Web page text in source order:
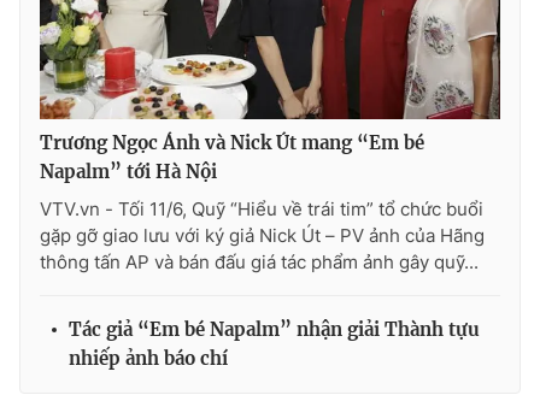
Ðiện thoại Thời báo VTV:024.66 897 897
Email:toasoan@vtv.vn
Liên hệ quảng cáo:024-7300.7108
Trương Ngọc Ánh và Nick Út mang “Em bé
Napalm” tới Hà Nội
VTV.vn - Tối 11/6, Quỹ “Hiểu về trái tim” tổ chức buổi
gặp gỡ giao lưu với ký giả Nick Út – PV ảnh của Hãng
thông tấn AP và bán đấu giá tác phẩm ảnh gây quỹ...
Tác giả “Em bé Napalm” nhận giải Thành tựu
nhiếp ảnh báo chí